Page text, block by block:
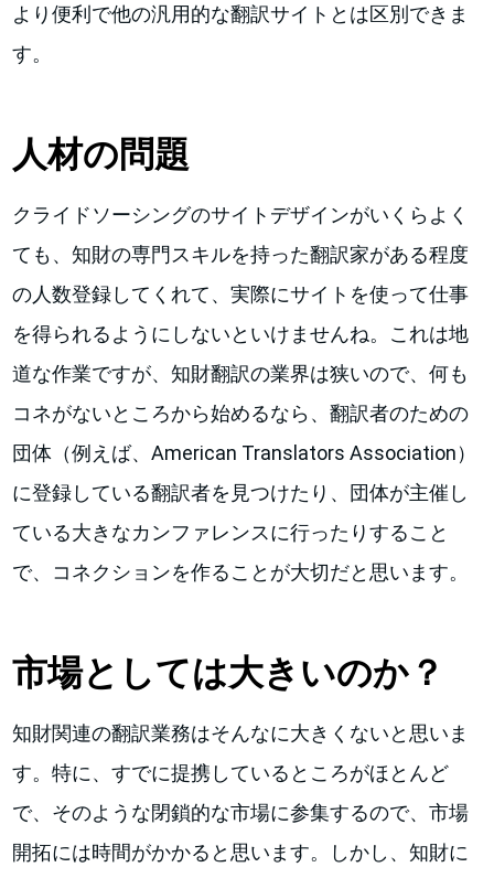
より便利で他の汎用的な翻訳サイトとは区別できま
す。
人材の問題
クライドソーシングのサイトデザインがいくらよく
ても、知財の専門スキルを持った翻訳家がある程度
の人数登録してくれて、実際にサイトを使って仕事
を得られるようにしないといけませんね。これは地
道な作業ですが、知財翻訳の業界は狭いので、何も
コネがないところから始めるなら、翻訳者のための
団体（例えば、American Translators Association）
に登録している翻訳者を見つけたり、団体が主催し
ている大きなカンファレンスに行ったりすること
で、コネクションを作ることが大切だと思います。
市場としては大きいのか？
知財関連の翻訳業務はそんなに大きくないと思いま
す。特に、すでに提携しているところがほとんど
で、そのような閉鎖的な市場に参集するので、市場
開拓には時間がかかると思います。しかし、知財に